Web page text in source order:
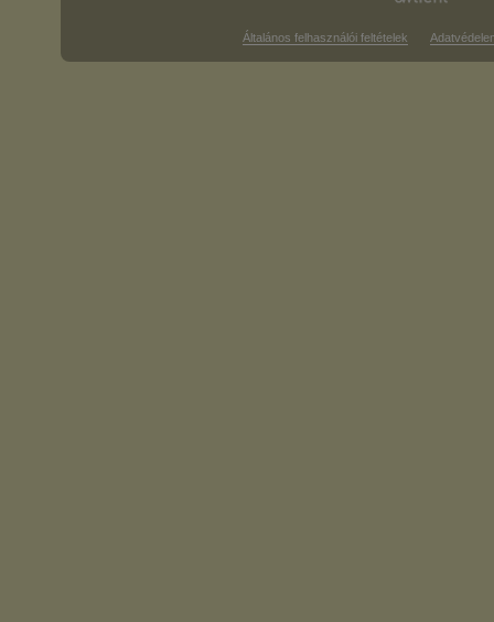
Általános felhasználói feltételek